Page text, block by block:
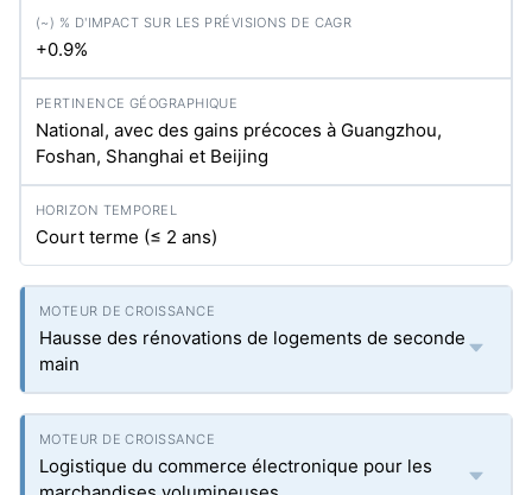
+0.9%
National, avec des gains précoces à Guangzhou,
Foshan, Shanghai et Beijing
Court terme (≤ 2 ans)
Hausse des rénovations de logements de seconde
main
Logistique du commerce électronique pour les